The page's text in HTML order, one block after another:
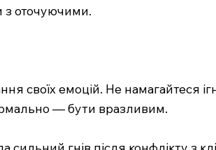
з оточуючими.
своїх емоцій. Не намагайтеся
— бути вразливим.